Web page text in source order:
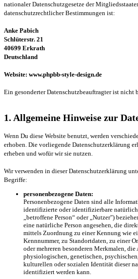
nationaler Datenschutzgesetze der
datenschutzrechtlicher Bestimmungen ist:
Anke Pabich
Schlüterstr. 21
40699 Erkrath
Deutschland
Website: www.phpbb-style-design.de
Ein gesonderter Datenschutzbeauftragter ist nicht
1. Allgemeine Hinweise zur
Wenn Du diese Website benutzt, werden
erhoben. Die vorliegende Datenschutzerklärung
erheben und wofür wir sie nutzen.
Wir verwenden in dieser Datenschutzerklärung
Begriffe:
personenbezogene Daten:
Personenbezogene Daten sind alle
identifizierte oder identifizierbare
„betroffene Person“ oder „Nutzer")
eine natürliche Person angesehen, die
mittels Zuordnung zu einer Kennung wie
Kennnummer, zu Standortdaten, zu einer
oder mehreren besonderen Merkmalen, die
physiologischen, genetischen,
kulturellen oder sozialen Identität dieser
identifiziert werden kann.